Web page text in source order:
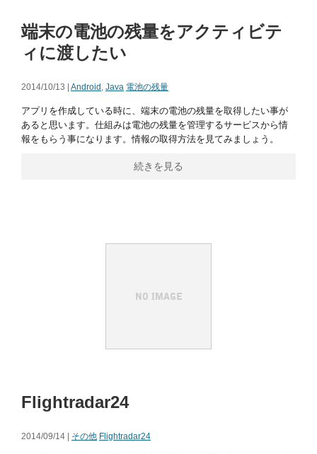
端末の電池の残量をアクティビテ
ィに渡したい
2014/10/13 | Android , Java 電池の残量
アプリを作成している時に、端末の電池の残量を取得したい事が
あると思います。仕組みは電池の残量を管理するサービスから情
報をもらう事になります。情報の取得方法を見てみましょう。
続きを見る
Flightradar24
2014/09/14 | その他 Flightradar24